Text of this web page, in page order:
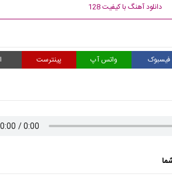
دانلود آهنگ با کیفیت 128
فیسبوک واتس آپ پینترست